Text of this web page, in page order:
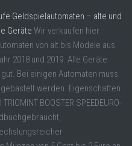
Geldspielautomaten – alte und
Geräte Wir verkaufen hier
von alt bis Modele aus
2018 und 2019. Alle Geräte
Bei einigen Automaten muss
werden. Eigenschaften
BOOSTER SPEEDEURO-